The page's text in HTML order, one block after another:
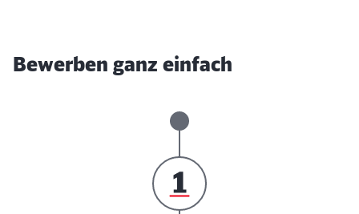
Bewerben ganz einfach